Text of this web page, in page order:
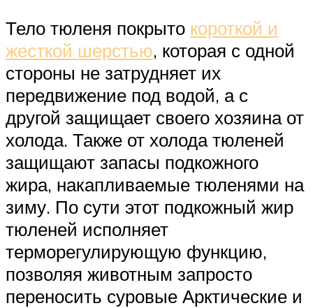
Тело тюленя покрыто короткой и
жесткой шерстью, которая с одной
стороны не затрудняет их
передвижение под водой, а с
другой защищает своего хозяина от
холода. Также от холода тюленей
защищают запасы подкожного
жира, накапливаемые тюленями на
зиму. По сути этот подкожный жир
тюленей исполняет
терморегулирующую функцию,
позволяя животным запросто
переносить суровые Арктические и